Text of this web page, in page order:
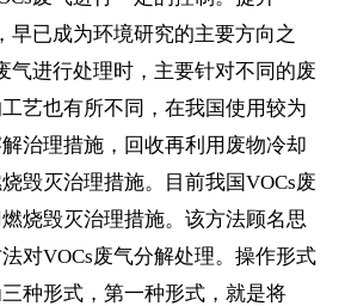
早已成为环境研究的主要方向之
气进行处理时，主要针对不同的废
艺也有所不同，在我国使用较为
治理措施，回收再利用废物冷却
毁灭治理措施。目前我国VOCs废
烧毁灭治理措施。该方法顾名思
对VOCs废气分解处理。操作形式
种形式，第一种形式，就是将